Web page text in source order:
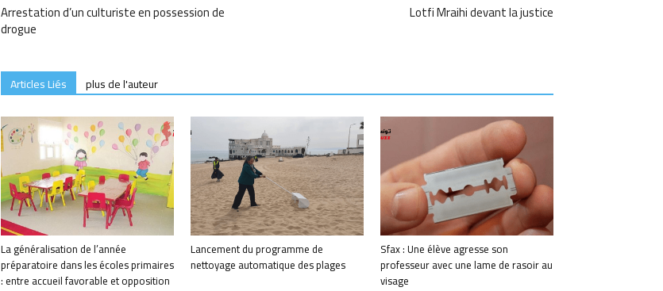
Arrestation d’un culturiste en possession de
drogue
Lotfi Mraihi devant la justice
Articles Liés plus de l'auteur
La généralisation de l’année
préparatoire dans les écoles primaires
: entre accueil favorable et opposition
Lancement du programme de
nettoyage automatique des plages
Sfax : Une élève agresse son
professeur avec une lame de rasoir au
visage